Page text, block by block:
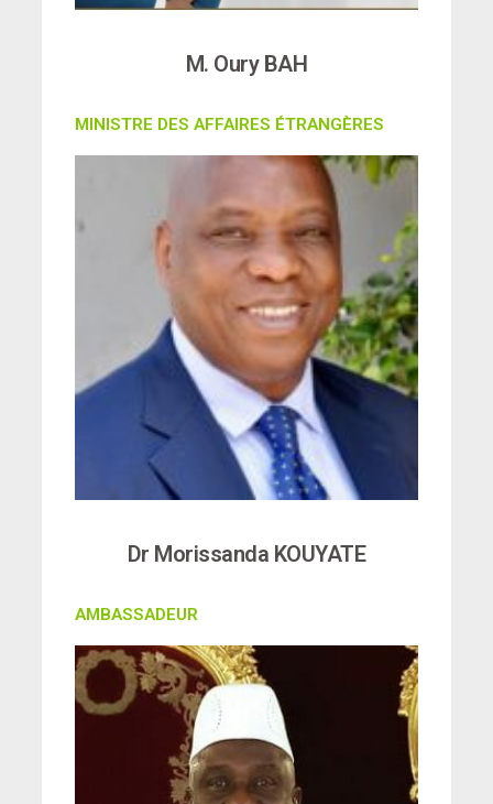
M. Oury BAH
MINISTRE DES AFFAIRES ÉTRANGÈRES
Dr Morissanda KOUYATE
AMBASSADEUR